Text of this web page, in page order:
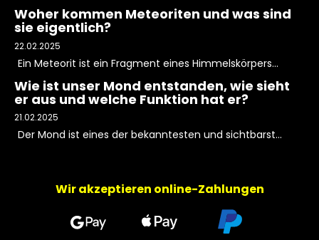
Woher kommen Meteoriten und was sind
sie eigentlich?
22.02.2025
Ein Meteorit ist ein Fragment eines Himmelskörpers...
Wie ist unser Mond entstanden, wie sieht
er aus und welche Funktion hat er?
21.02.2025
Der Mond ist eines der bekanntesten und sichtbarst...
Wir akzeptieren online-Zahlungen